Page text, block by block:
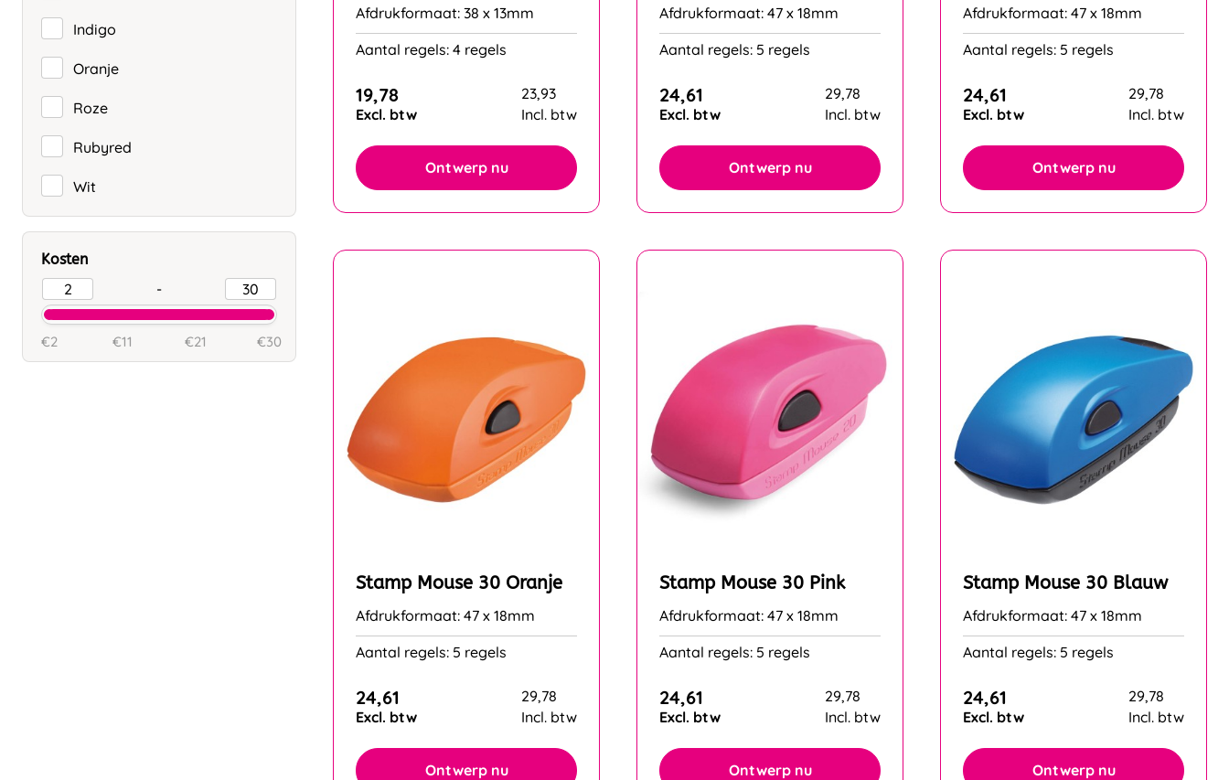
Afdrukformaat: 38 x 13mm
Aantal regels: 4 regels
19,78
Excl. btw
23,93
Incl. btw
Ontwerp nu
Afdrukformaat: 47 x 18mm
Aantal regels: 5 regels
24,61
Excl. btw
29,78
Incl. btw
Ontwerp nu
Afdrukformaat: 47 x 18mm
Aantal regels: 5 regels
24,61
Excl. btw
29,78
Incl. btw
Ontwerp nu
Stamp Mouse 30 Oranje
Afdrukformaat: 47 x 18mm
Aantal regels: 5 regels
24,61
Excl. btw
29,78
Incl. btw
Ontwerp nu
Stamp Mouse 30 Pink
Afdrukformaat: 47 x 18mm
Aantal regels: 5 regels
24,61
Excl. btw
29,78
Incl. btw
Ontwerp nu
Stamp Mouse 30 Blauw
Afdrukformaat: 47 x 18mm
Aantal regels: 5 regels
24,61
Excl. btw
29,78
Incl. btw
Ontwerp nu
Indigo
Oranje
Roze
Rubyred
Wit
Kosten
-
€2 €11 €21 €30